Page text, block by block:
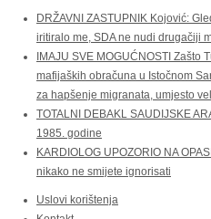
DRŽAVNI ZASTUPNIK Kojović:
iritiralo me, SDA ne nudi drugačiji
IMAJU SVE MOGUĆNOSTI
mafijaških obračuna u Istočnom
za hapšenje migranata, umjesto
TOTALNI DEBAKL SAUDIJSKE
1985. godine
KARDIOLOG UPOZORIO NA
nikako ne smijete ignorisati
Uslovi korištenja